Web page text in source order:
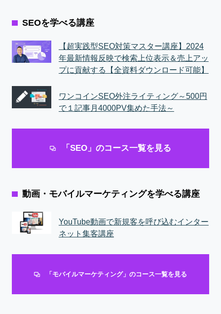
SEOを学べる講座
【超実践型SEO対策マスター講座】2024
年最新情報反映で検索上位表示＆売上アッ
プに貢献する【全資料ダウンロード可能】
ワンコインSEO外注ライティング～500円
で１記事月4000PV集めた手法～
「SEO」のコース一覧を見る
動画・モバイルマーケティングを学べる講座
YouTube動画で新規客を呼び込むインター
ネット集客講座
「モバイルマーケティング」のコース一覧を見る